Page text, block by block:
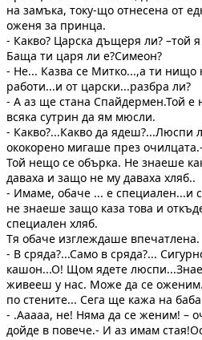
на замъка, току-що отнесена от
оженя за принца.
- Какво? Царска дъщеря ли? –той
Баща ти царя ли е?Симеон?
- Не... Казва се Митко...,а ти
работи...и от царски...разбра ли?
- А аз ще стана Спайдермен.Той е
всяка сутрин да ям мюсли.
- Какво?...Какво да ядеш?...Люспи
ококорено мигаше през
Той нещо се обърка. Не знаеше
даваха и защо не му даваха хляб..
- Имаме, обаче ... е специален...и
не знаеше защо каза това и
специален хляб.
Тя обаче изглеждаше впечатлена.
- В сряда?...Само в сряда?...
кашон...О! Щом ядете
живееш у нас. Може да се
по стените... Сега ще кажа на
- .Ааааа, не! Няма да се женим! –
дойде в повече.- И аз имам